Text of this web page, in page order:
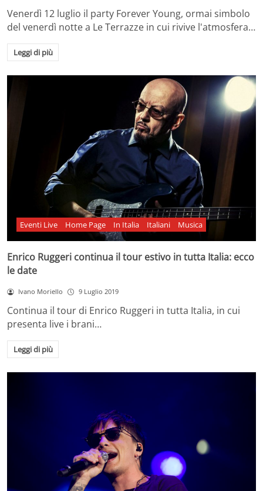
Venerdì 12 luglio il party Forever Young, ormai simbolo
del venerdì notte a Le Terrazze in cui rivive l'atmosfera…
Leggi di più
Eventi Live Home Page In Italia Italiani Musica
Enrico Ruggeri continua il tour estivo in tutta Italia: ecco
le date
Ivano Moriello 9 Luglio 2019
Continua il tour di Enrico Ruggeri in tutta Italia, in cui
presenta live i brani…
Leggi di più